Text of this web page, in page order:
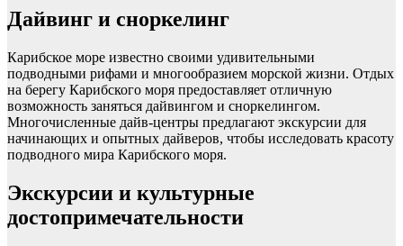
Дайвинг и сноркелинг
Карибское море известно своими удивительными
подводными рифами и многообразием морской жизни. Отдых
на берегу Карибского моря предоставляет отличную
возможность заняться дайвингом и сноркелингом.
Многочисленные дайв-центры предлагают экскурсии для
начинающих и опытных дайверов, чтобы исследовать красоту
подводного мира Карибского моря.
Экскурсии и культурные
достопримечательности